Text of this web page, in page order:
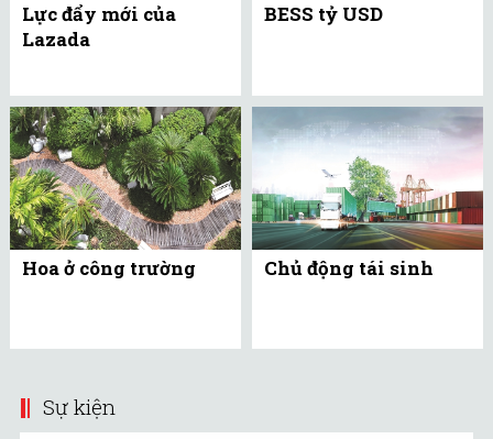
Lực đẩy mới của
Lazada
BESS tỷ USD
Hoa ở công trường Chủ động tái sinh
Sự kiện